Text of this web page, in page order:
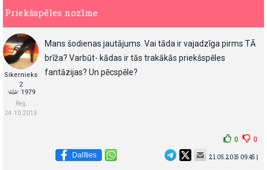
Priekšspēles nozīme
Sikernieks
2
1979
Reģ:
24.10.2013
Mans šodienas jautājums. Vai tāda ir vajadzīga pirms TĀ
brīža? Varbūt- kādas ir tās trakākās priekšspēles
fantāzijas? Un pēcspēle?
0 0
Dalīties 21.05.2015 09:45 |